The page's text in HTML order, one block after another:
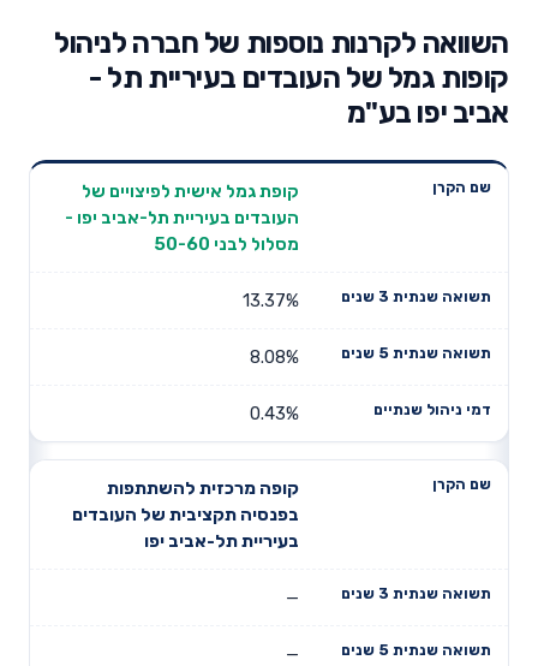
השוואה לקרנות נוספות של חברה לניהול
קופות גמל של העובדים בעיריית תל -
אביב יפו בע"מ
שנתית 3
תשואה
שנתית 5
שנים
דמי ניהול
שנתיים
קופת גמל אישית לפיצויים של
העובדים בעיריית תל-אביב יפו -
מסלול לבני 50-60
13.37%
8.08%
0.43%
קופה מרכזית להשתתפות
בפנסיה תקציבית של העובדים
בעיריית תל-אביב יפו
—
—